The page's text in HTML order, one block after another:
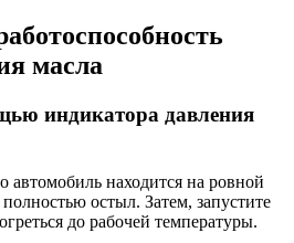
масла
индикатора давления
автомобиль находится на ровной
остыл. Затем, запустите
до рабочей температуры.